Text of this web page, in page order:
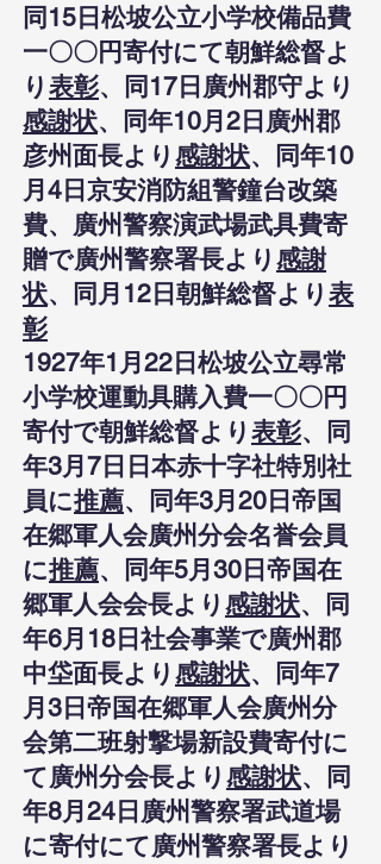
同15日松坡公立小学校備品費
一〇〇円寄付にて朝鮮総督よ
り 表彰、同17日廣州郡守より
感謝状、同年10月2日廣州郡
彦州面長より 感謝状、同年10
月4日京安消防組警鐘台改築
費、廣州警察演武場武具費寄
贈で廣州警察署長より 感謝
状、同月12日朝鮮総督より 表
彰
1927年1月22日松坡公立尋常
小学校運動具購入費一〇〇円
寄付で朝鮮総督より 表彰、同
年3月7日日本赤十字社特別社
員に推薦、同年3月20日帝国
在郷軍人会廣州分会名誉会員
に推薦、同年5月30日帝国在
郷軍人会会長より 感謝状、同
年6月18日社会事業で廣州郡
中垈面長より 感謝状、同年7
月3日帝国在郷軍人会廣州分
会第二班射撃場新設費寄付に
て廣州分会長より 感謝状、同
年8月24日廣州警察署武道場
に寄付にて廣州警察署長より